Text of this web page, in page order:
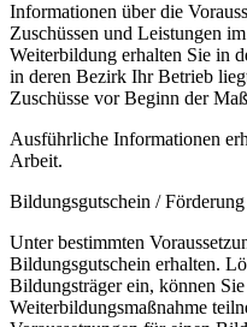
Informationen über die
Zuschüssen und Leistungen
Weiterbildung erhalten Sie in
in deren Bezirk Ihr Betrieb
Zuschüsse vor Beginn der
Ausführliche Informationen
Arbeit.
Bildungsgutschein /
Unter bestimmten
Bildungsgutschein erhalten.
Bildungsträger ein, können
Weiterbildungsmaßnahme